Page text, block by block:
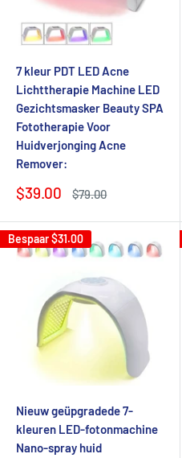
7 kleur PDT LED Acne
Lichttherapie Machine LED
Gezichtsmasker Beauty SPA
Fototherapie Voor
Huidverjonging Acne
Remover:
Verkoopprijs
$39.00
Normale
$79.00
Bespaar$31.00
Nieuw geüpgradede 7-
kleuren LED-fotonmachine
Nano-spray huid